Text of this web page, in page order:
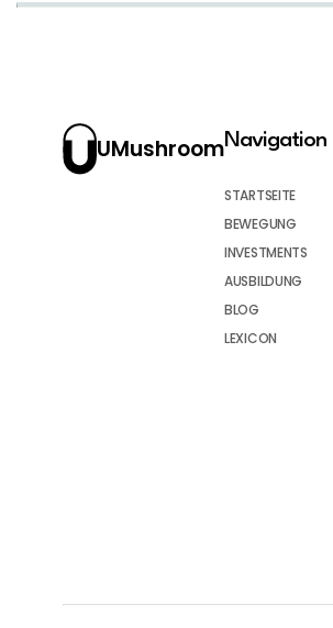
UMushroomNavigation
STARTSEITE
BEWEGUNG
INVESTMENTS
AUSBILDUNG
BLOG
LEXICON